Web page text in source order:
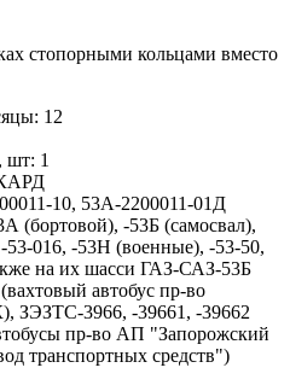
стопорными кольцами вместо
12
шт: 1
10, 53А-2200011-01Д
(бортовой), -53Б (самосвал),
53-016, -53Н (военные), -53-50,
на их шасси ГАЗ-САЗ-53Б
автобус пр-во
ЗЭЗТС-3966, -39661, -39662
пр-во АП "Запорожский
транспортных средств")